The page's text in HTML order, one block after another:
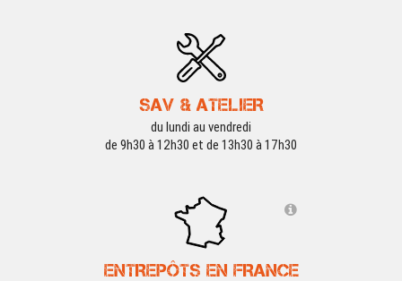
SAV & ATELIER
du lundi au vendredi
de 9h30 à 12h30 et de 13h30 à 17h30
ENTREPÔTS EN FRANCE